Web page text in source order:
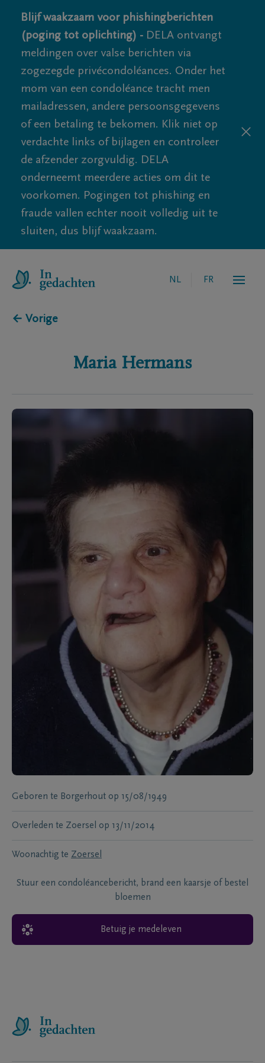
Blijf waakzaam voor phishingberichten
(poging tot oplichting) - DELA ontvangt
meldingen over valse berichten via
zogezegde privécondoléances. Onder het
mom van een condoléance tracht men
mailadressen, andere persoonsgegevens
of een betaling te bekomen. Klik niet op
verdachte links of bijlagen en controleer
de afzender zorgvuldig. DELA
onderneemt meerdere acties om dit te
voorkomen. Pogingen tot phishing en
fraude vallen echter nooit volledig uit te
sluiten, dus blijf waakzaam.
NL FR
← Vorige
Maria Hermans
Geboren te Borgerhout op 15/08/1949
Overleden te Zoersel op 13/11/2014
Woonachtig te Zoersel
Stuur een condoléancebericht, brand een kaarsje of bestel
bloemen
Betuig je medeleven